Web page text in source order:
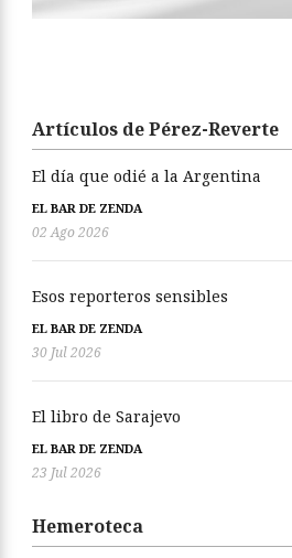
Artículos de Pérez-Reverte
El día que odié a la Argentina
EL BAR DE ZENDA
02 Ago 2026
Esos reporteros sensibles
EL BAR DE ZENDA
30 Jul 2026
El libro de Sarajevo
EL BAR DE ZENDA
23 Jul 2026
Hemeroteca